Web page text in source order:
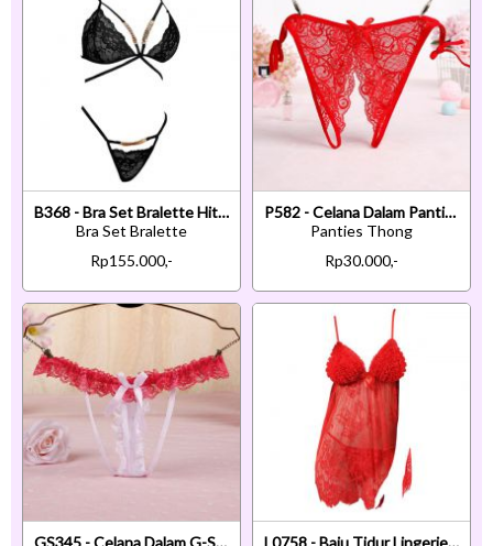
B368 - Bra Set Bralette Hitam Celana Dalam Rantai Koin Gold
Bra Set Bralette
Rp155.000,-
P582 - Celana Dalam Panties Thong Merah Transparan Crotchless Ikat Samping
Panties Thong
Rp30.000,-
GS345 - Celana Dalam G-String Mutiara Putih Karet Peach L0758 - Baju Tidur Lingerie Babydoll Mini Dress Merah Transparan